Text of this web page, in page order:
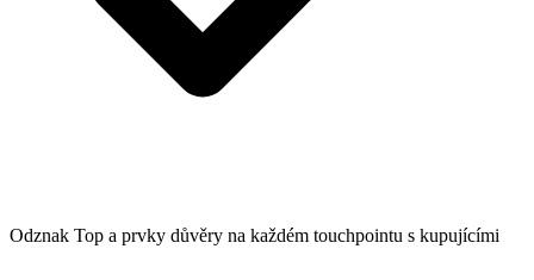
Odznak Top a prvky důvěry na každém touchpointu s kupujícími